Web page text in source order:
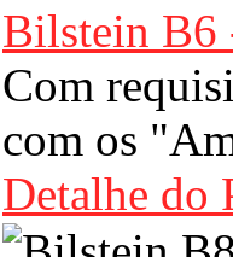
Bilstein B6
Com
com os
Detalhe do